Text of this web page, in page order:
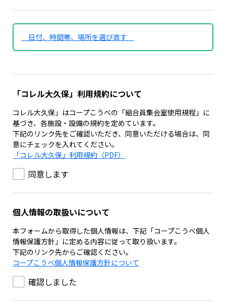
日付、時間帯、場所を選び直す
「コレル大久保」利用規約について
コレル大久保」はコープこうべの「組合員集会室使用規程」に
基づき、各施設・設備の規約を定めています。
下記のリンク先をご確認いただき、同意いただける場合は、同
意にチェックを入れてください。
「コレル大久保」利用規約（PDF）
同意します
個人情報の取扱いについて
本フォームから取得した個人情報は、下記「コープこうべ個人
情報保護方針」に定める内容に従って取り扱います。
下記のリンク先からご確認ください。
コープこうべ個人情報保護方針について
確認しました